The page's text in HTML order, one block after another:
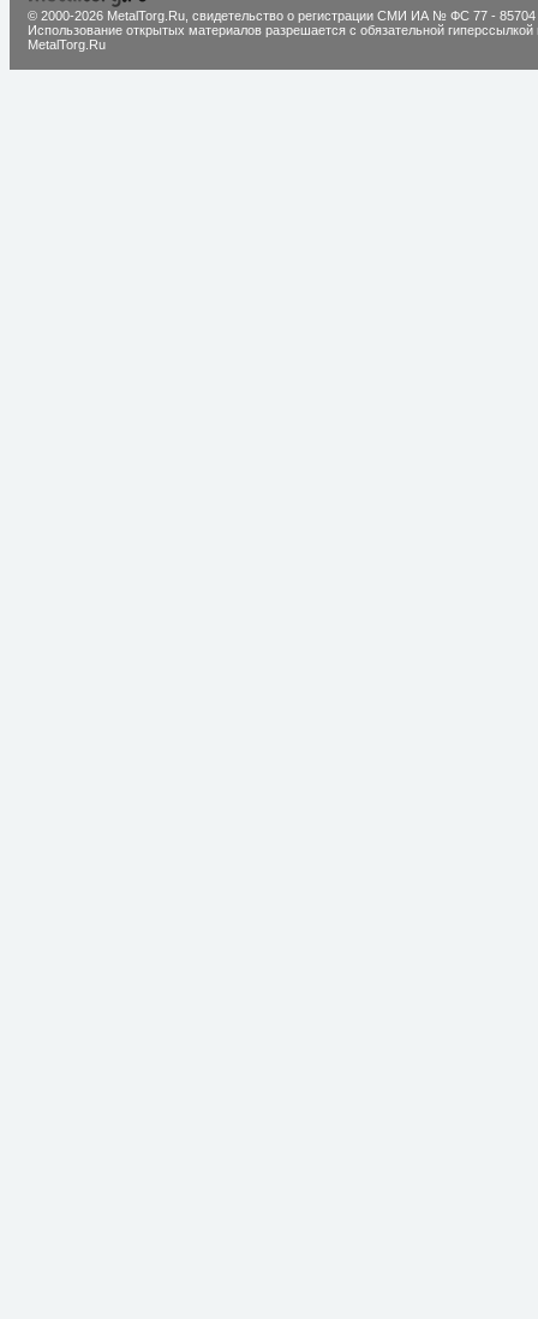
© 2000-2026 MetalTorg.Ru, cвидетельство о регистрации СМИ ИА № ФС 77 - 85704
Использование открытых материалов разрешается с обязательной гиперссылкой
MetalTorg.Ru